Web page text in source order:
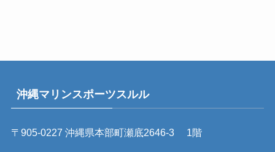
沖縄マリンスポーツスルル
〒905-0227 沖縄県本部町瀬底2646-3 1階